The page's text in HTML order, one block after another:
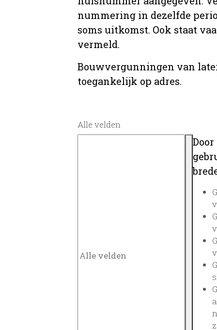
nummering in dezelfde
soms uitkomst. Ook staat
vermeld.
Bouwvergunningen van
toegankelijk op adres.
Alle velden